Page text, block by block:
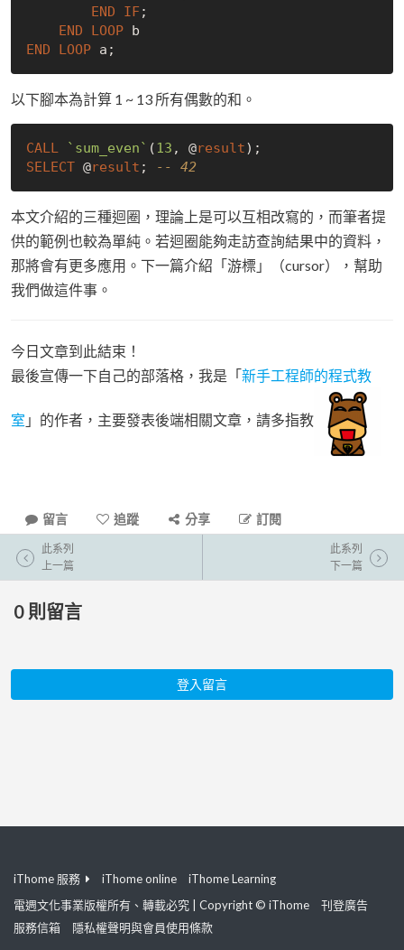
END
IF ;
END
LOOP
END
LOOP
以下腳本為計算 1 ~ 13 所有偶數的和。
CALL `sum_even` (13 , @result
SELECT @result ; -- 42
本文介紹的三種迴圈，理論上是可以互相改寫的，而筆者提
供的範例也較為單純。若迴圈能夠走訪查詢結果中的資料，
那將會有更多應用。下一篇介紹「游標」（cursor），幫助
我們做這件事。
今日文章到此結束！
最後宣傳一下自己的部落格，我是「 新手工程師的程式教
室 」的作者，主要發表後端相關文章，請多指教
留言 追蹤 分享 訂閱
此系列
上一篇
此系列
下一篇
0 則留言
登入留言
iThome 服務 iThome online
iThome Learning
電週文化事業版權所有、轉載必究 | Copyright © iThome
刊登廣告
服務信箱
隱私權聲明與會員使用條款